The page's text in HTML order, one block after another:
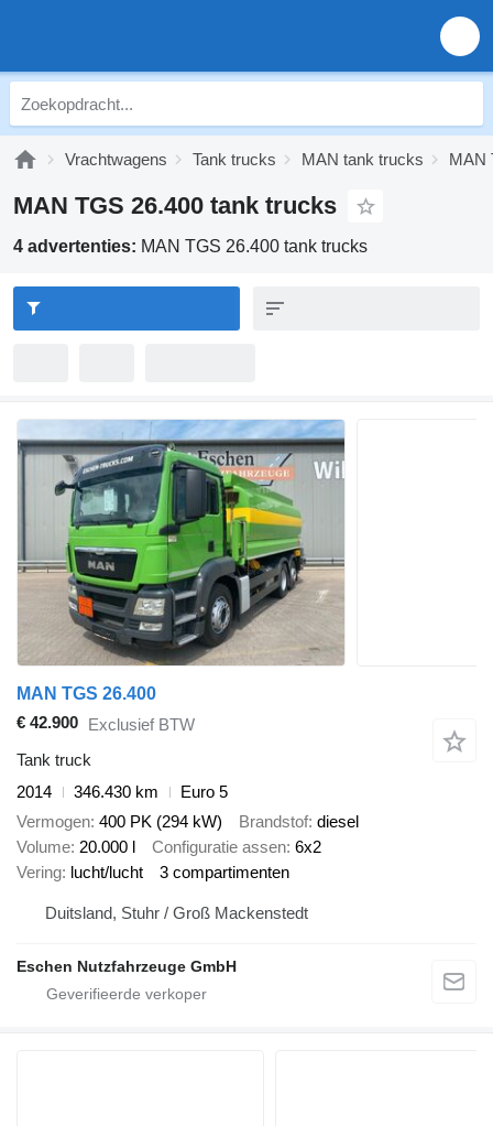
Vrachtwagens Tank trucks MAN tank trucks MAN
MAN TGS 26.400 tank trucks
4 advertenties: MAN TGS 26.400 tank trucks
MAN TGS 26.400
€ 42.900 Exclusief BTW
Tank truck
2014
346.430 km
Euro 5
Vermogen 400 PK (294 kW) Brandstof diesel
Volume 20.000 l Configuratie assen 6x2
Vering lucht/lucht 3 compartimenten
Duitsland, Stuhr / Groß Mackenstedt
Eschen Nutzfahrzeuge GmbH